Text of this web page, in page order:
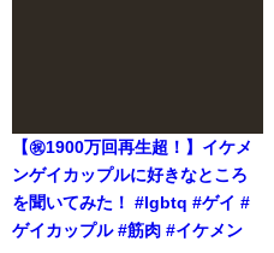
【㊗️1900万回再生超！】イケメ
ンゲイカップルに好きなところ
を聞いてみた！ #lgbtq #ゲイ #
ゲイカップル #筋肉 #イケメン